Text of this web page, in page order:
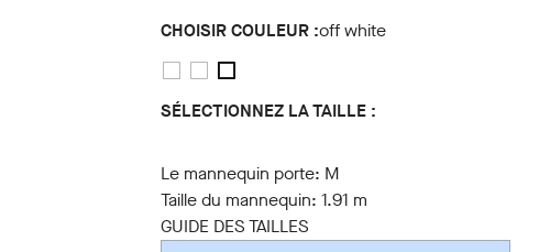
CHOISIR COULEUR :off white
SÉLECTIONNEZ LA TAILLE :
Le mannequin porte: M
Taille du mannequin:1.91 m
GUIDE DES TAILLES